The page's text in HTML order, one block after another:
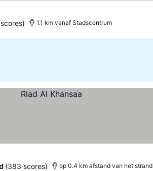
1.1 km vanaf Stadscentrum
(383 scores) op 0.4 km afstand van het strand